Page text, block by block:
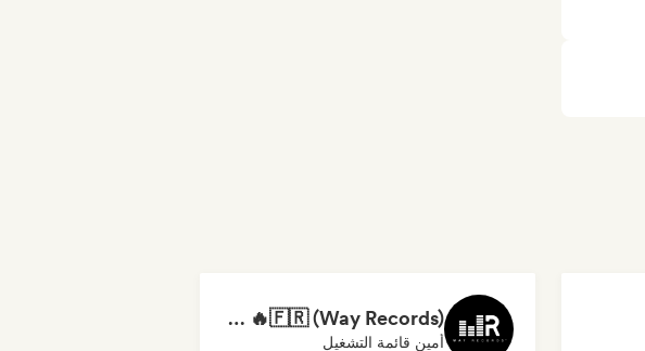
RAP FRANÇAIS 2026 🔥🇫🇷 (Way Records)
أمين قائمة التشغيل